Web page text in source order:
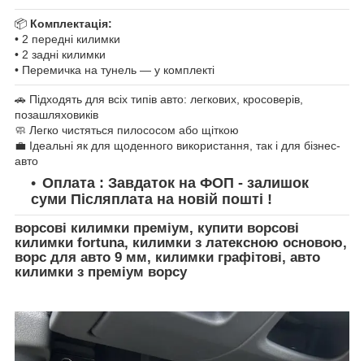
📦 Комплектація:
• 2 передні килимки
• 2 задні килимки
• Перемичка на тунель — у комплекті
🚗 Підходять для всіх типів авто: легкових, кросоверів,
позашляховиків
🧼 Легко чистяться пилососом або щіткою
💼 Ідеальні як для щоденного використання, так і для бізнес-
авто
Оплата : Завдаток на ФОП - залишок
суми Післяплата на новій пошті !
ворсові килимки преміум, купити ворсові
килимки fortuna, килимки з латексною основою,
ворс для авто 9 мм, килимки графітові, авто
килимки з преміум ворсу